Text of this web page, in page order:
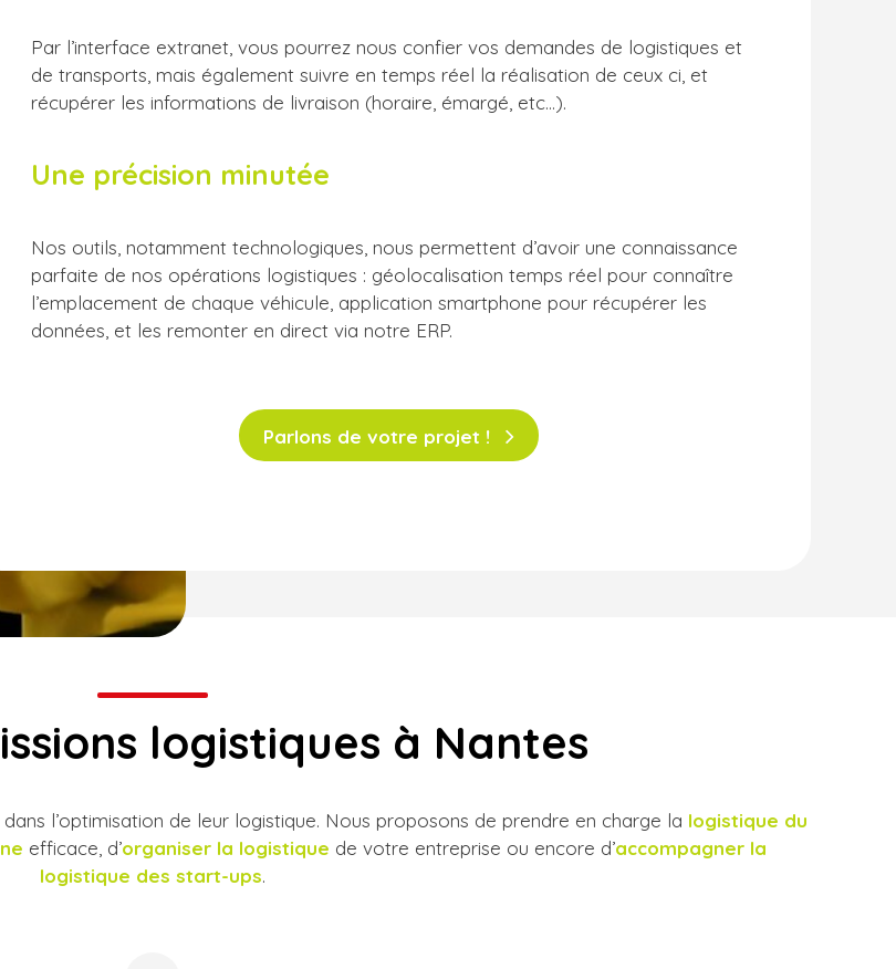
Par l’interface extranet, vous pourrez nous confier vos demandes de logistiques et
de transports, mais également suivre en temps réel la réalisation de ceux ci, et
récupérer les informations de livraison (horaire, émargé, etc…).
Une précision minutée
Nos outils, notamment technologiques, nous permettent d’avoir une connaissance
parfaite de nos opérations logistiques : géolocalisation temps réel pour connaître
l’emplacement de chaque véhicule, application smartphone pour récupérer les
données, et les remonter en direct via notre ERP.
Parlons de votre projet !
logistiques à Nantes
l’optimisation de leur logistique. Nous proposons de prendre en charge la logistique du
efficace, d’organiser la logistique de votre entreprise ou encore d’accompagner la
logistique des start-ups.